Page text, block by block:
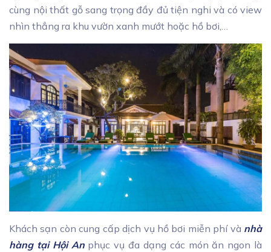
cùng nội thất gỗ sang trọng đầy đủ tiện nghi và có view
nhìn thẳng ra khu vườn xanh mướt hoặc hồ bơi,…
Khách sạn còn cung cấp dịch vụ hồ bơi miễn phí và nhà
hàng tại Hội Anphục vụ đa dạng các món ăn ngon là